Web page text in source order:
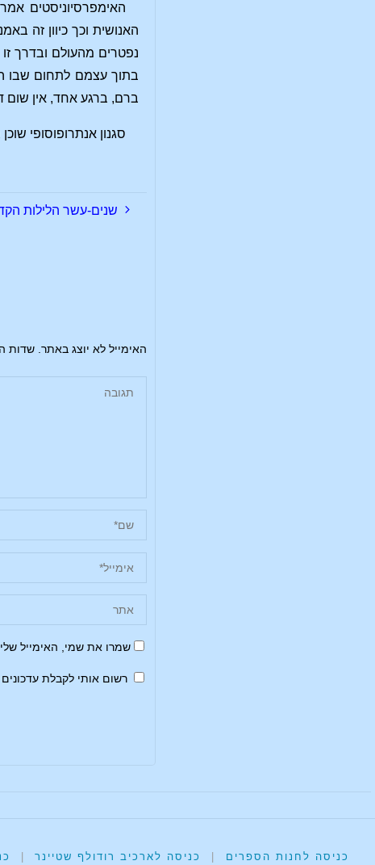
האימפרסיוניסטים
האנושית וכך כיוון זה
נפטרים מהעולם ובדרך
בתוך עצמם לתחום שבו
ברם, ברגע אחד, אין שום
סגנון אנתרופוסופי
שנים-עשר הלילות הקדושים
האימייל לא יוצג באתר. שדות
שמרו את שמי, האימייל
רשום אותי לקבלת עדכונים
כניסה לחנות הספרים כניסה לארכיב רודולף שטיינר